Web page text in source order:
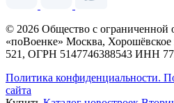
© 2026 Общество с ограниченной
«поВоенке» Москва,
521, ОГРН 5147746388543 ИНН
Политика конфиденциальности.
сайта